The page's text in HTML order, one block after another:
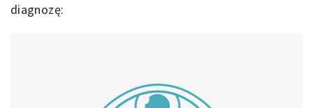
diagnozę: